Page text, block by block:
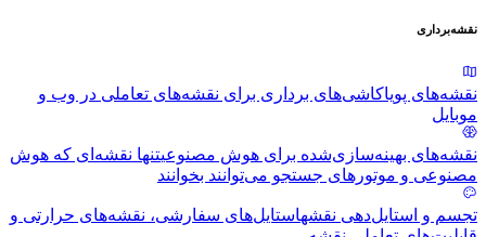
نقشه‌برداری
نقشه‌های پویاکاشی‌های برداری برای نقشه‌های تعاملی در وب و
موبایل
نقشه‌های بهینه‌سازی‌شده برای هوش مصنوعیتنها نقشه‌ای که هوش
مصنوعی و موتورهای جستجو می‌توانند بخوانند
تجسم و استایل‌دهی نقشهاستایل‌های سفارشی، نقشه‌های حرارتی و